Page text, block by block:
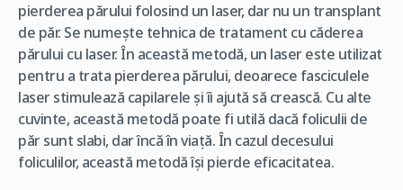
pierderea părului folosind un laser, dar nu un transplant
de păr. Se numește tehnica de tratament cu căderea
părului cu laser. În această metodă, un laser este utilizat
pentru a trata pierderea părului, deoarece fasciculele
laser stimulează capilarele și îi ajută să crească. Cu alte
cuvinte, această metodă poate fi utilă dacă foliculii de
păr sunt slabi, dar încă în viață. În cazul decesului
foliculilor, această metodă își pierde eficacitatea.